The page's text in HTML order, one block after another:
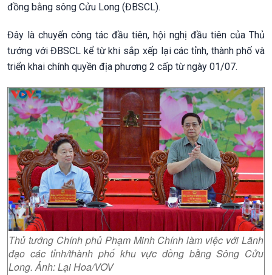
đồng bằng sông Cửu Long (ĐBSCL).
Đây là chuyến công tác đầu tiên, hội nghị đầu tiên của Thủ
tướng với ĐBSCL kể từ khi sắp xếp lại các tỉnh, thành phố và
triển khai chính quyền địa phương 2 cấp từ ngày 01/07.
Thủ tướng Chính phủ Phạm Minh Chính làm việc với Lãnh
đạo các tỉnh/thành phố khu vực đồng bằng Sông Cửu
Long. Ảnh: Lại Hoa/VOV